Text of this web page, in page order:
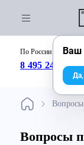
По России бесплатно:
8 495 246-04-
Вопросы
Ваш
Да,